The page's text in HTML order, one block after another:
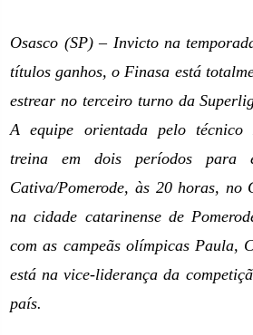
Osasco (SP) – Invicto na
títulos ganhos, o Finasa está
estrear no terceiro turno da
A equipe orientada pelo técnico
treina em dois períodos para
Cativa/Pomerode, às 20 horas, no
na cidade catarinense de
com as campeãs olímpicas Paula,
está na vice-liderança da
país.